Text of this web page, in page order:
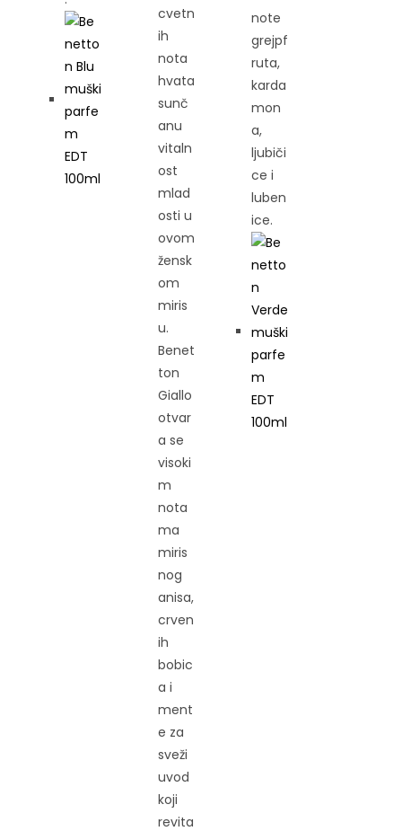
cvetn
ih
nota
hvata
sunč
anu
vitaln
ost
mlad
osti u
ovom
žensk
om
miris
u.
Benet
ton
Giallo
otvar
a se
visoki
m
nota
ma
miris
nog
anisa,
crven
ih
bobic
a i
ment
e za
sveži
uvod
koji
revita
note
grejpf
ruta,
karda
mon
a,
ljubiči
ce i
luben
ice.